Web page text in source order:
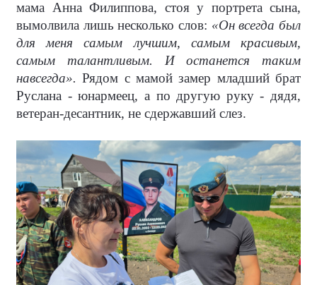
мама Анна Филиппова, стоя у портрета сына,
вымолвила лишь несколько слов: «Он всегда был
для меня самым лучшим, самым красивым,
самым талантливым. И останется таким
навсегда». Рядом с мамой замер младший брат
Руслана - юнармеец, а по другую руку - дядя,
ветеран-десантник, не сдержавший слез.